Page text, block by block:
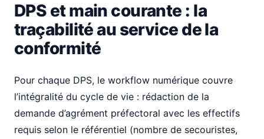
DPS et main courante : la
traçabilité au service de la
conformité
Pour chaque DPS, le workflow numérique couvre
l’intégralité du cycle de vie : rédaction de la
demande d’agrément préfectoral avec les effectifs
requis selon le référentiel (nombre de secouristes,